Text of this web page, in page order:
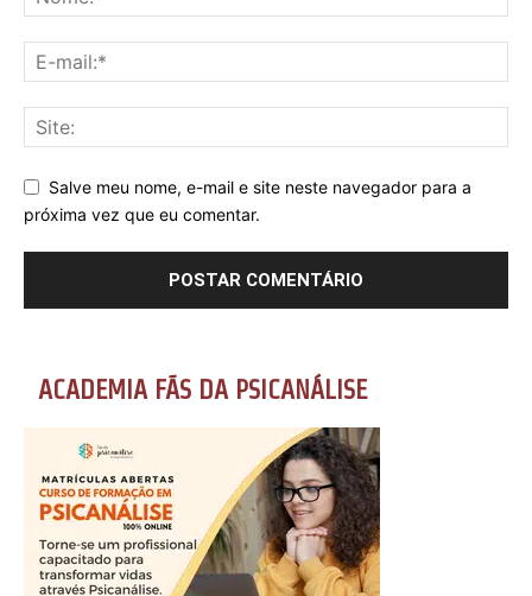
Salve meu nome, e-mail e site neste navegador para a
próxima vez que eu comentar.
ACADEMIA FÃS DA PSICANÁLISE